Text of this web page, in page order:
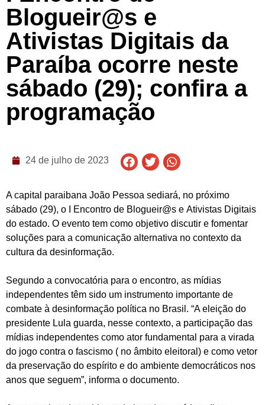
Blogueir@s e
Ativistas Digitais da
Paraíba ocorre neste
sábado (29); confira a
programação
24 de julho de 2023
A capital paraibana João Pessoa sediará, no próximo
sábado (29), o I Encontro de Blogueir@s e Ativistas Digitais
do estado. O evento tem como objetivo discutir e fomentar
soluções para a comunicação alternativa no contexto da
cultura da desinformação.
Segundo a convocatória para o encontro, as mídias
independentes têm sido um instrumento importante de
combate à desinformação política no Brasil. “A eleição do
presidente Lula guarda, nesse contexto, a participação das
mídias independentes como ator fundamental para a virada
do jogo contra o fascismo ( no âmbito eleitoral) e como vetor
da preservação do espírito e do ambiente democráticos nos
anos que seguem”, informa o documento.